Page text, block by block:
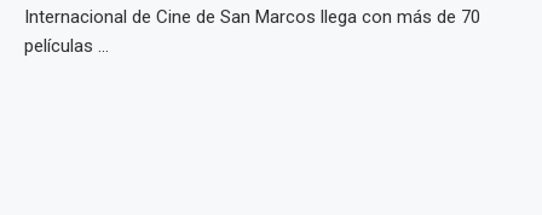
Internacional de Cine de San Marcos llega con más de 70
películas ...